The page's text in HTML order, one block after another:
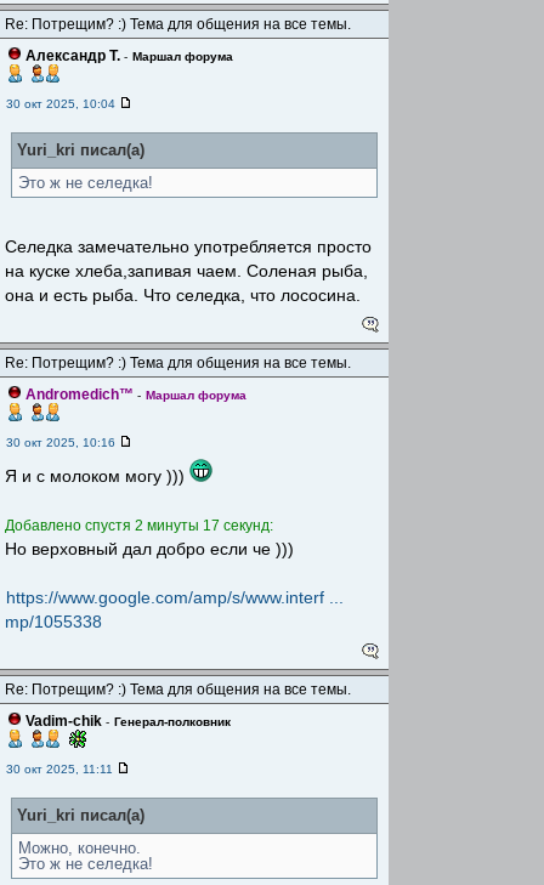
Re: Потрещим? :) Тема для общения на все темы.
Александр Т. - Маршал форума
30 окт 2025, 10:04
Yuri_kri писал(а)
Это ж не селедка!
Селедка замечательно употребляется просто
на куске хлеба,запивая чаем. Соленая рыба,
она и есть рыба. Что селедка, что лососина.
Re: Потрещим? :) Тема для общения на все темы.
Andromedich™ - Маршал форума
30 окт 2025, 10:16
Я и с молоком могу )))
Добавлено спустя 2 минуты 17 секунд:
Но верховный дал добро если че )))
https://www.google.com/amp/s/www.interf ...
mp/1055338
Re: Потрещим? :) Тема для общения на все темы.
Vadim-chik - Генерал-полковник
30 окт 2025, 11:11
Yuri_kri писал(а)
Можно, конечно.
Это ж не селедка!